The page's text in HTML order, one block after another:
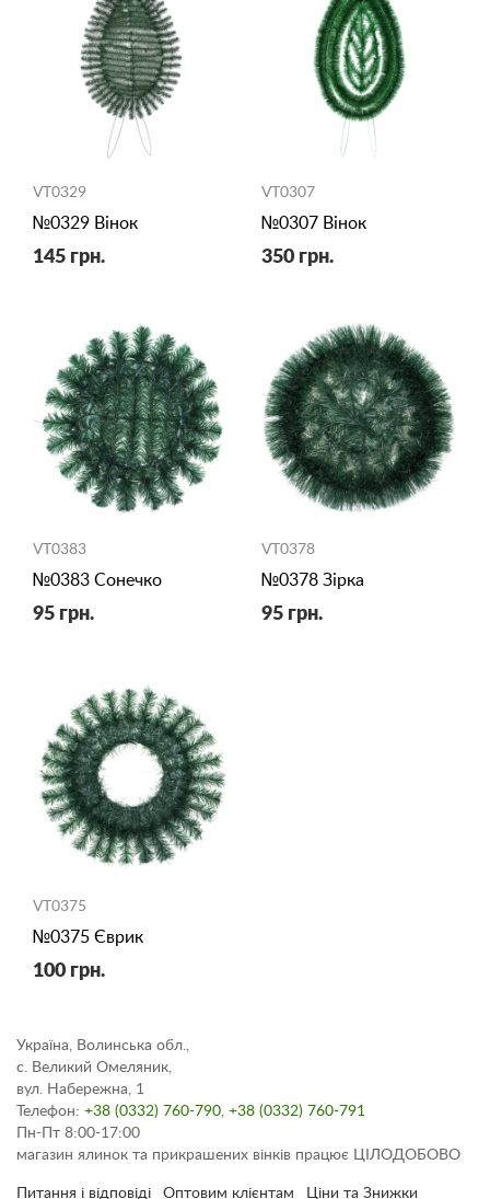
VT0329
№0329 Вінок
145 грн.
VT0307
№0307 Вінок
350 грн.
VT0383
№0383 Сонечко
95 грн.
VT0378
№0378 Зірка
95 грн.
VT0375
№0375 Єврик
100 грн.
Україна, Волинська обл.,
с. Великий Омеляник,
вул. Набережна, 1
Телефон: +38 (0332) 760-790, +38 (0332) 760-791
Пн-Пт 8:00-17:00
магазин ялинок та прикрашених вінків працює ЦІЛОДОБОВО
Питання і відповіді Оптовим клієнтам Ціни та Знижки